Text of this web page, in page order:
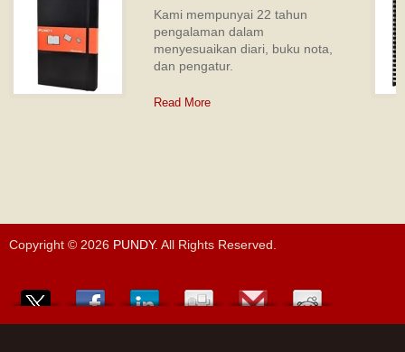
Kami mempunyai 22 tahun
pengalaman dalam
menyesuaikan diari, buku nota,
dan pengatur.
Read More
Copyright © 2026 PUNDY. All Rights Reserved.